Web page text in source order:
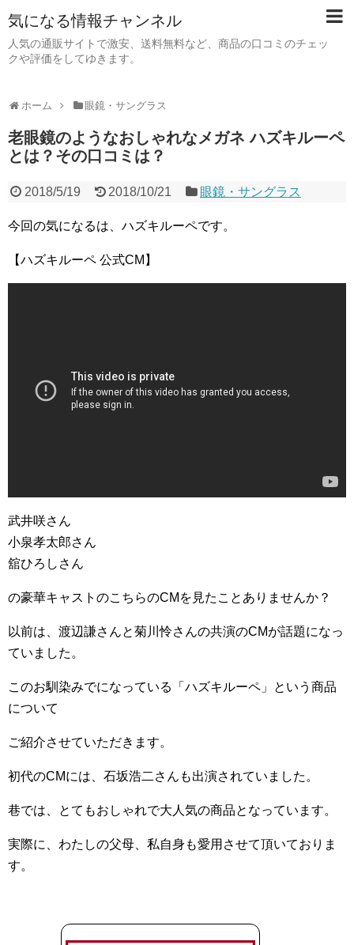
気になる情報チャンネル
人気の通販サイトで激安、送料無料など、商品の口コミのチェッ
クや評価をしてゆきます。
ホーム 眼鏡・サングラス
老眼鏡のようなおしゃれなメガネ ハズキルーペ
とは？その口コミは？
2018/5/19 2018/10/21 眼鏡・サングラス
今回の気になるは、ハズキルーペです。
【ハズキルーペ 公式CM】
武井咲さん
小泉孝太郎さん
舘ひろしさん
の豪華キャストのこちらのCMを見たことありませんか？
以前は、渡辺謙さんと菊川怜さんの共演のCMが話題になっ
ていました。
このお馴染みでになっている「ハズキルーペ」という商品
について
ご紹介させていただきます。
初代のCMには、石坂浩二さんも出演されていました。
巷では、とてもおしゃれで大人気の商品となっています。
実際に、わたしの父母、私自身も愛用させて頂いておりま
す。